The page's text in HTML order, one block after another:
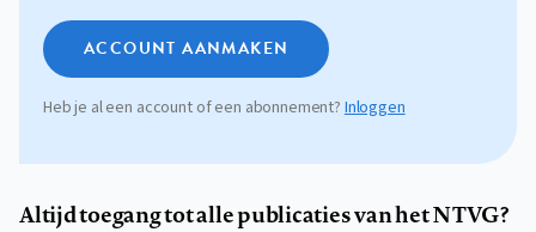
ACCOUNT AANMAKEN
Heb je al een account of een abonnement?Inloggen
Altijd toegang tot alle publicaties van het NTVG?